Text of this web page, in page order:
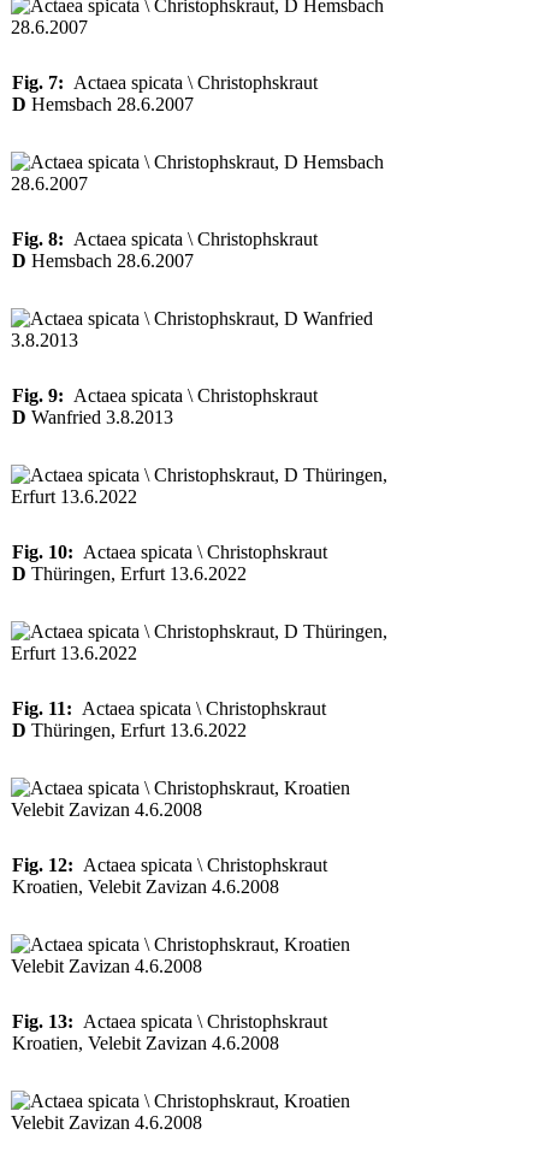
Fig. 7: Actaea spicata \ Christophskraut
D Hemsbach 28.6.2007
Fig. 8: Actaea spicata \ Christophskraut
D Hemsbach 28.6.2007
Fig. 9: Actaea spicata \ Christophskraut
D Wanfried 3.8.2013
Fig. 10: Actaea spicata \ Christophskraut
D Thüringen, Erfurt 13.6.2022
Fig. 11: Actaea spicata \ Christophskraut
D Thüringen, Erfurt 13.6.2022
Fig. 12: Actaea spicata \ Christophskraut
Kroatien, Velebit Zavizan 4.6.2008
Fig. 13: Actaea spicata \ Christophskraut
Kroatien, Velebit Zavizan 4.6.2008